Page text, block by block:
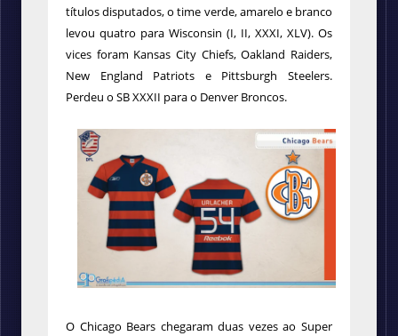
títulos disputados, o time verde, amarelo e branco
levou quatro para Wisconsin (I, II, XXXI, XLV). Os
vices foram Kansas City Chiefs, Oakland Raiders,
New England Patriots e Pittsburgh Steelers.
Perdeu o SB XXXII para o Denver Broncos.
O Chicago Bears chegaram duas vezes ao Super